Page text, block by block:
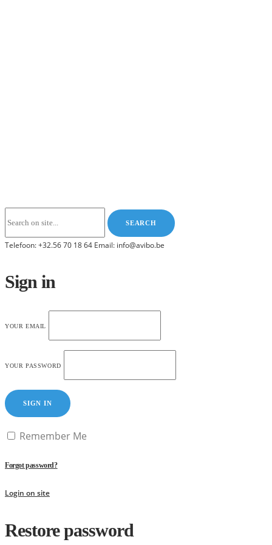
Telefoon: +32.56 70 18 64 Email: info@avibo.be
Sign in
YOUR EMAIL
YOUR PASSWORD
SIGN IN
Remember Me
Forgot password?
Login on site
Restore password